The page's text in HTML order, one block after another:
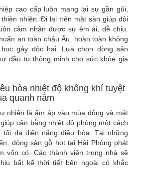
cao cấp luôn mang lại sự gần gũi,
nhiên. Đi lại trên mặt sàn giúp đôi
cảm nhận được sự êm ái, dễ chịu.
an toàn châu Âu, hoàn toàn không
gây độc hại. Lựa chọn dòng sản
đầu tư thông minh cho sức khỏe gia
hòa nhiệt độ không khí tuyệt
quanh năm
nhiên là ấm áp vào mùa đông và mát
cân bằng nhiệt độ phòng một cách
tối đa điện năng điều hòa. Tại những
dòng sàn gỗ hot tại Hải Phòng phát
vốn có. Các thành viên trong nhà sẽ
bất kể thời tiết bên ngoài có khắc